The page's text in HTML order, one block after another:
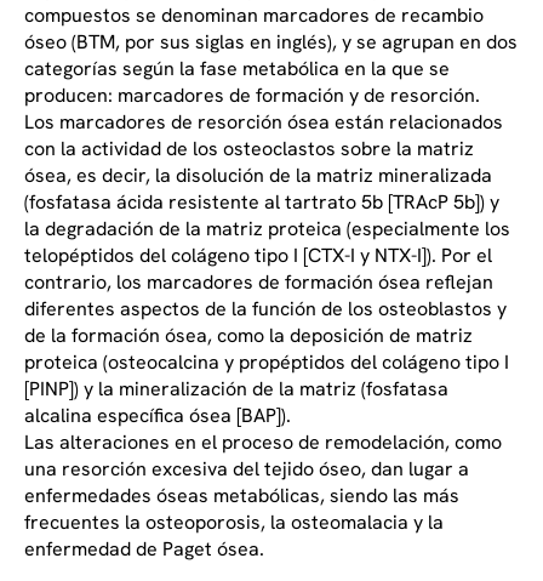
compuestos se denominan marcadores de recambio
óseo (BTM, por sus siglas en inglés), y se agrupan en dos
categorías según la fase metabólica en la que se
producen: marcadores de formación y de resorción.
Los marcadores de resorción ósea están relacionados
con la actividad de los osteoclastos sobre la matriz
ósea, es decir, la disolución de la matriz mineralizada
(fosfatasa ácida resistente al tartrato 5b [TRAcP 5b]) y
la degradación de la matriz proteica (especialmente los
telopéptidos del colágeno tipo I [CTX-I y NTX-I]). Por el
contrario, los marcadores de formación ósea reflejan
diferentes aspectos de la función de los osteoblastos y
de la formación ósea, como la deposición de matriz
proteica (osteocalcina y propéptidos del colágeno tipo I
[PINP]) y la mineralización de la matriz (fosfatasa
alcalina específica ósea [BAP]).
Las alteraciones en el proceso de remodelación, como
una resorción excesiva del tejido óseo, dan lugar a
enfermedades óseas metabólicas, siendo las más
frecuentes la osteoporosis, la osteomalacia y la
enfermedad de Paget ósea.